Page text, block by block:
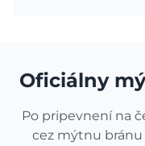
Oficiálny
Po pripevnení na
cez mýtnu